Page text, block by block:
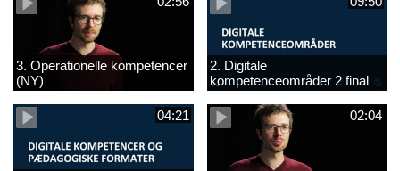
3. Operationelle kompetencer
(NY)
2. Digitale
kompetenceområder 2 final
(NY)
04:21
02:04